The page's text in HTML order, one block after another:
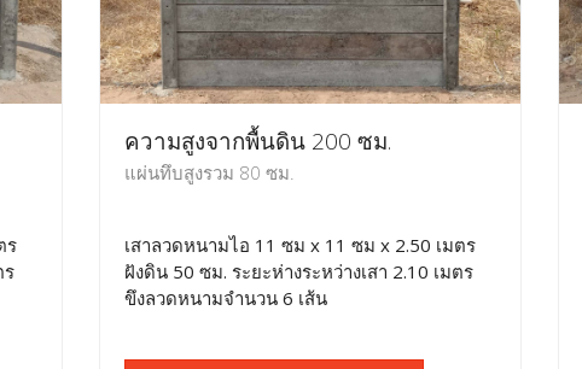
ร
ร
ความสูงจากพื้นดิน 200 ซม.
แผ่นทึบสูงรวม 80 ซม.
เสาลวดหนามไอ 11 ซม x 11 ซม x 2.50 เมตร
ฝังดิน 50 ซม. ระยะห่างระหว่างเสา 2.10 เมตร
ขึงลวดหนามจำนวน 6 เส้น